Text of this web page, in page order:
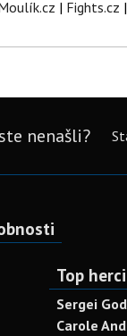
| Fights.cz |
nenašli?
Top herci
Sergei
Carole